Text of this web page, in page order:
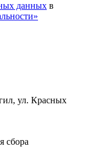
данных в
ул. Красных
сбора